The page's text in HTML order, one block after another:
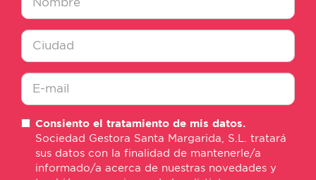
Nombre
Ciudad
mail
Consiento el tratamiento de mis datos.
Sociedad Gestora Santa Margarida, S.L. tratará
sus datos con la finalidad de mantenerle/a
informado/a acerca de nuestras novedades y